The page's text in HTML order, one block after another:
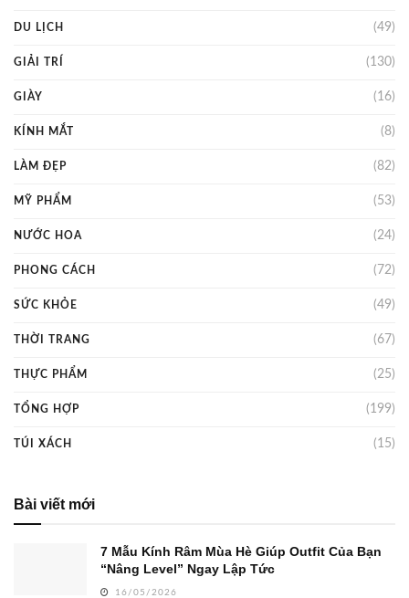
DU LỊCH (49)
GIẢI TRÍ (130)
GIÀY (16)
KÍNH MẮT (8)
LÀM ĐẸP (82)
MỸ PHẨM (53)
NƯỚC HOA (24)
PHONG CÁCH (72)
SỨC KHỎE (49)
THỜI TRANG (67)
THỰC PHẨM (25)
TỔNG HỢP (199)
TÚI XÁCH (15)
Bài viết mới
7 Mẫu Kính Râm Mùa Hè Giúp Outfit Của Bạn
“Nâng Level” Ngay Lập Tức
16/05/2026